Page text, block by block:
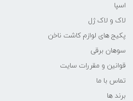
اسپا
لاک و لاک ژل
پکیج های لوازم کاشت ناخن
سوهان برقی
قوانین و مقررات سایت
تماس با ما
برند ها